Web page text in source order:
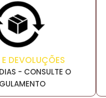
DEVOLUÇÕES
- CONSULTE O